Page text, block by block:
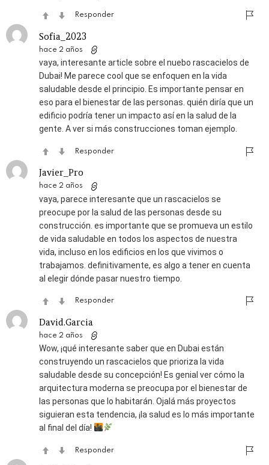
Responder
Sofia_2023
hace 2 años
vaya, interesante article sobre el nuebo rascacielos de
Dubai! Me parece cool que se enfoquen en la vida
saludable desde el principio. Es importante pensar en
eso para el bienestar de las personas. quién diría que un
edificio podría tener un impacto así en la salud de la
gente. A ver si más construcciones toman ejemplo.
Responder
Javier_Pro
hace 2 años
vaya, parece interesante que un rascacielos se
preocupe por la salud de las personas desde su
construcción. es importante que se promueva un estilo
de vida saludable en todos los aspectos de nuestra
vida, incluso en los edificios en los que vivimos o
trabajamos. definitivamente, es algo a tener en cuenta
al elegir dónde pasar nuestro tiempo.
Responder
David.Garcia
hace 2 años
Wow, ¡qué interesante saber que en Dubai están
construyendo un rascacielos que prioriza la vida
saludable desde su concepción! Es genial ver cómo la
arquitectura moderna se preocupa por el bienestar de
las personas que lo habitarán. Ojalá más proyectos
siguieran esta tendencia, ¡la salud es lo más importante
al final del día!
Responder